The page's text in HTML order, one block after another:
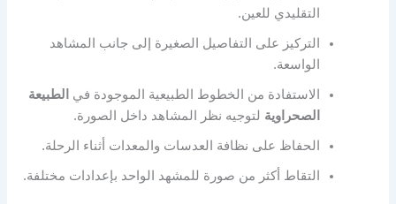
التقليدي للعين.
التركيز على التفاصيل الصغيرة إلى جانب المشاهد
الواسعة.
الاستفادة من الخطوط الطبيعية الموجودة في
الطبيعة
الصحراوية لتوجيه نظر المشاهد داخل الصورة.
الحفاظ على نظافة العدسات والمعدات أثناء الرحلة.
التقاط أكثر من صورة للمشهد الواحد بإعدادات مختلفة.